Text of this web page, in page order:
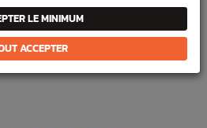
LE MINIMUM
ACCEPTER